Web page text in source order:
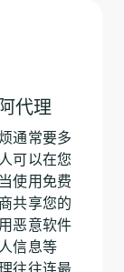
代理
通常要多
可以在您
使用免费
共享您的
恶意软件
信息等
往往连最